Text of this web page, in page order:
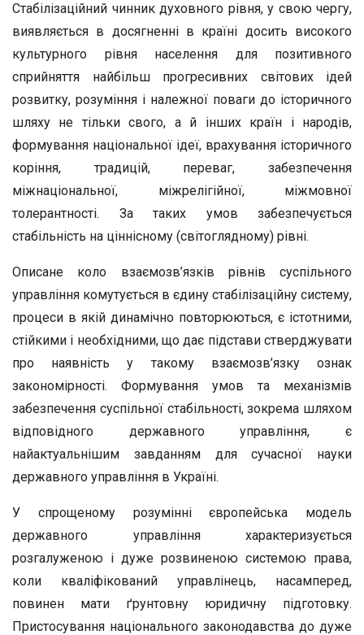
Стабілізаційний чинник духовного рівня, у свою чергу,
виявляється в досягненні в країні досить високого
культурного рівня населення для позитивного
сприйняття найбільш прогресивних світових ідей
розвитку, розуміння і належної поваги до історичного
шляху не тільки свого, а й інших країн і народів,
формування національної ідеї, врахування історичного
коріння, традицій, переваг, забезпечення
міжнаціональної, міжрелігійної, міжмовної
толерантності. За таких умов забезпечується
стабільність на ціннісному (світоглядному) рівні.
Описане коло взаємозв’язків рівнів суспільного
управління комутується в єдину стабілізаційну систему,
процеси в якій динамічно повторюються, є істотними,
стійкими і необхідними, що дає підстави стверджувати
про наявність у такому взаємозв’язку ознак
закономірності. Формування умов та механізмів
забезпечення суспільної стабільності, зокрема шляхом
відповідного державного управління, є
найактуальнішим завданням для сучасної науки
державного управління в Україні.
У спрощеному розумінні європейська модель
державного управління характеризується
розгалуженою і дуже розвиненою системою права,
коли кваліфікований управлінець, насамперед,
повинен мати ґрунтовну юридичну підготовку.
Пристосування національного законодавства до дуже